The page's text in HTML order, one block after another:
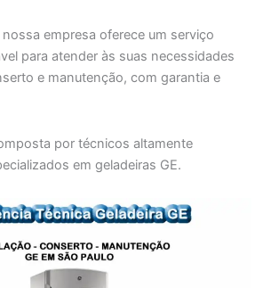
empresa oferece um serviço
para atender às suas necessidades
e manutenção, com garantia e
por técnicos altamente
em geladeiras GE.